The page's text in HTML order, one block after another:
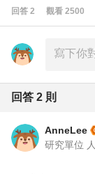
回答 2 觀看 2500
回答 2 則
AnneLee
研究單位